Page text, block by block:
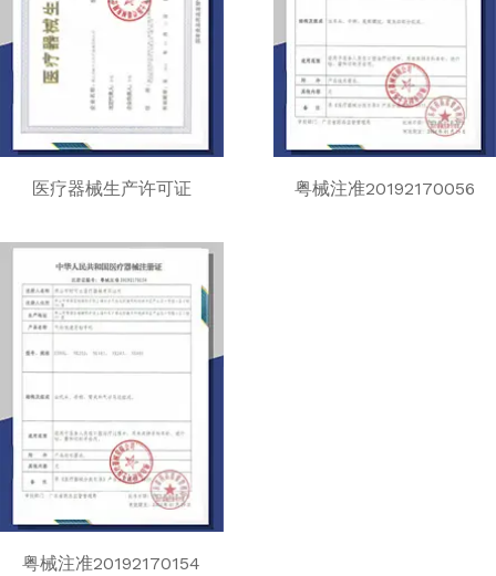
医疗器械生产许可证 粤械注准20192170056
粤械注准20192170154